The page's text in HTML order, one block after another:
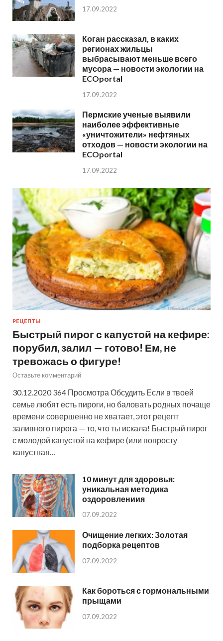
17.09.2022
Коган рассказал, в каких
регионах жильцы
выбрасывают меньше всего
мусора — новости экологии на
ECOportal
17.09.2022
Пермские ученые выявили
наиболее эффективные
«уничтожители» нефтяных
отходов — новости экологии на
ECOportal
17.09.2022
РЕЦЕПТЫ
Быстрый пирог с капустой на кефире:
порубил, залил — готово! Ем, не
тревожась о фигуре!
Оставьте комментарий
30.12.2020 364 Просмотра Обсудить Если в твоей
семье любят есть пироги, но баловать родных почаще
времени совершенно не хватает, этот рецепт
заливного пирога — то, что ты искала! Быстрый пирог
с молодой капустой на кефире (или попросту
капустная…
10 минут для здоровья:
уникальная методика
оздоровлениия
07.09.2022
Очищение легких: Золотая
подборка рецептов
07.09.2022
Как бороться с гормональными
прыщами
07.09.2022